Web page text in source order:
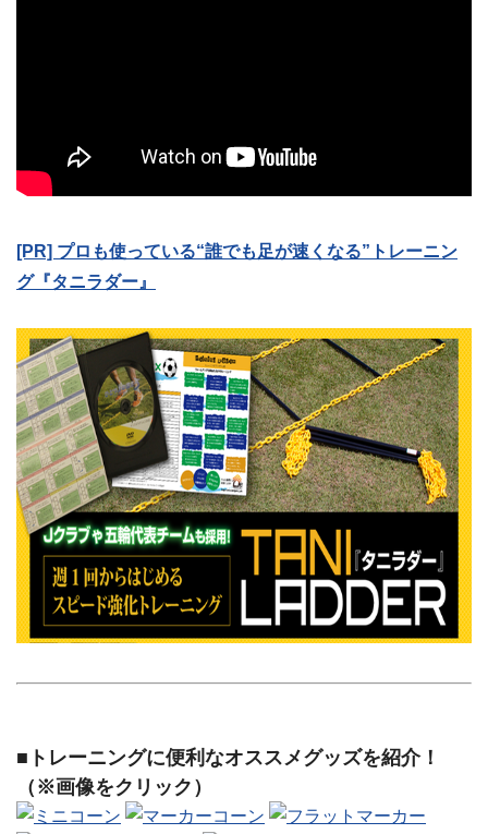
[PR] プロも使っている“誰でも足が速くなる”トレーニン
グ『タニラダー』
■トレーニングに便利なオススメグッズを紹介！
（※画像をクリック）